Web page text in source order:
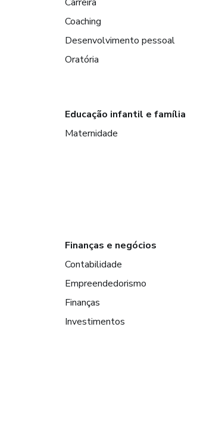
Coaching
Desenvolvimento pessoal
Oratória
Educação infantil e família
Maternidade
Finanças e negócios
Contabilidade
Empreendedorismo
Finanças
Investimentos